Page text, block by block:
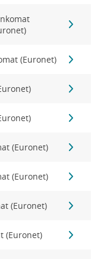
(Euronet)
(Euronet)
(Euronet)
(Euronet)
(Euronet)